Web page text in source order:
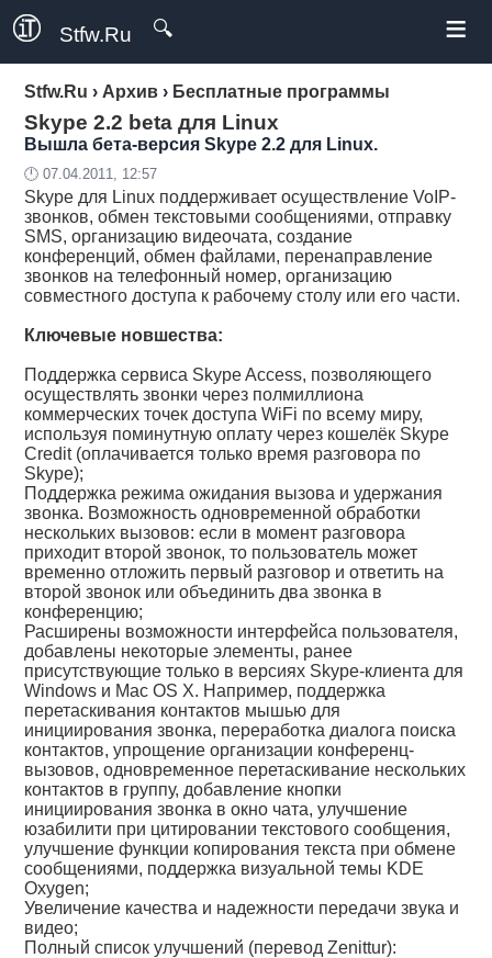
Stfw.Ru 🔍 ≡
Stfw.Ru › Архив › Бесплатные программы
Skype 2.2 beta для Linux
Вышла бета-версия Skype 2.2 для Linux.
🕛 07.04.2011, 12:57
Skype для Linux поддерживает осуществление VoIP-
звонков, обмен текстовыми сообщениями, отправку
SMS, организацию видеочата, создание
конференций, обмен файлами, перенаправление
звонков на телефонный номер, организацию
совместного доступа к рабочему столу или его части.
Ключевые новшества:
Поддержка сервиса Skype Access, позволяющего
осуществлять звонки через полмиллиона
коммерческих точек доступа WiFi по всему миру,
используя поминутную оплату через кошелёк Skype
Credit (оплачивается только время разговора по
Skype);
Поддержка режима ожидания вызова и удержания
звонка. Возможность одновременной обработки
нескольких вызовов: если в момент разговора
приходит второй звонок, то пользователь может
временно отложить первый разговор и ответить на
второй звонок или объединить два звонка в
конференцию;
Расширены возможности интерфейса пользователя,
добавлены некоторые элементы, ранее
присутствующие только в версиях Skype-клиента для
Windows и Mac OS X. Например, поддержка
перетаскивания контактов мышью для
инициирования звонка, переработка диалога поиска
контактов, упрощение организации конференц-
вызовов, одновременное перетаскивание нескольких
контактов в группу, добавление кнопки
инициирования звонка в окно чата, улучшение
юзабилити при цитировании текстового сообщения,
улучшение функции копирования текста при обмене
сообщениями, поддержка визуальной темы KDE
Oxygen;
Увеличение качества и надежности передачи звука и
видео;
Полный список улучшений (перевод Zenittur):